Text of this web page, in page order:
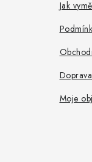
Jak
Moje